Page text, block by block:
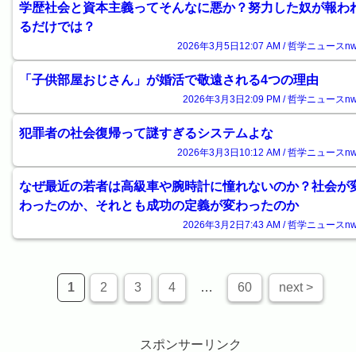
学歴社会と資本主義ってそんなに悪か？努力した奴が報わ
るだけでは？
2026年3月5日12:07 AM / 哲学ニュース
「子供部屋おじさん」が婚活で敬遠される4つの理由
2026年3月3日2:09 PM / 哲学ニュース
犯罪者の社会復帰って謎すぎるシステムよな
2026年3月3日10:12 AM / 哲学ニュース
なぜ最近の若者は高級車や腕時計に憧れないのか？社会が
わったのか、それとも成功の定義が変わったのか
2026年3月2日7:43 AM / 哲学ニュース
1 2 3 4 … 60 next >
スポンサーリンク